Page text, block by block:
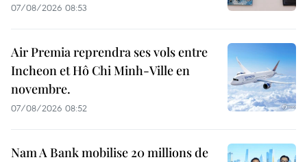
07/08/2026 08:53
Air Premia reprendra ses vols entre
Incheon et Hô Chi Minh-Ville en
novembre.
07/08/2026 08:52
Nam A Bank mobilise 20 millions de